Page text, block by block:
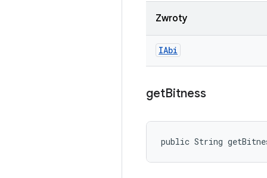
Zwroty
IAbi
getBitness
public String